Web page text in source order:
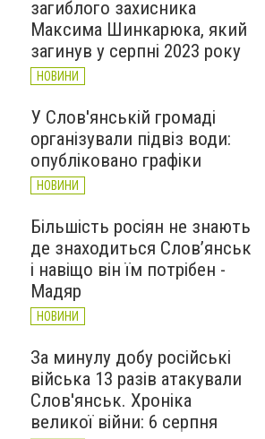
загиблого захисника
Максима Шинкарюка, який
загинув у серпні 2023 року
НОВИНИ
У Слов'янській громаді
організували підвіз води:
опубліковано графіки
НОВИНИ
Більшість росіян не знають
де знаходиться Слов’янськ
і навіщо він їм потрібен -
Мадяр
НОВИНИ
За минулу добу російські
війська 13 разів атакували
Слов'янськ. Хроніка
великої війни: 6 серпня